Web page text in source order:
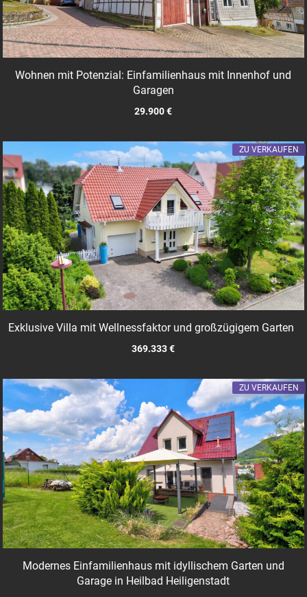
Wohnen mit Potenzial: Einfamilienhaus mit Innenhof und
Garagen
29.900 €
Exklusive Villa mit Wellnessfaktor und großzügigem Garten
369.333 €
ZU VERKAUFEN
Modernes Einfamilienhaus mit idyllischem Garten und
Garage in Heilbad Heiligenstadt
ZU VERKAUFEN